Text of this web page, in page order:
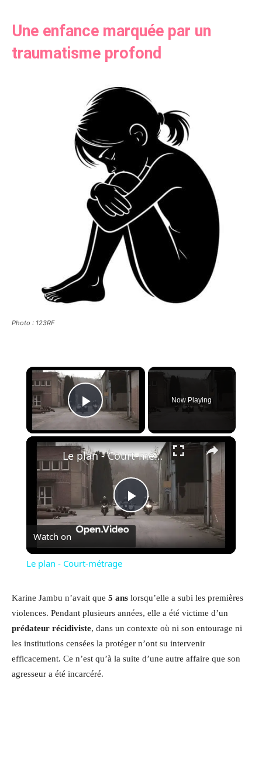
Une enfance marquée par un
traumatisme profond
Photo : 123RF
×
Play Video
Now Playing
×
Play
Video
Le plan - Court-métrage
Watch on
Le plan - Court-métrage
Karine Jambu n’avait que 5 ans lorsqu’elle a subi les premières
violences. Pendant plusieurs années, elle a été victime d’un
prédateur récidiviste, dans un contexte où ni son entourage ni
les institutions censées la protéger n’ont su intervenir
efficacement. Ce n’est qu’à la suite d’une autre affaire que son
agresseur a été incarcéré.